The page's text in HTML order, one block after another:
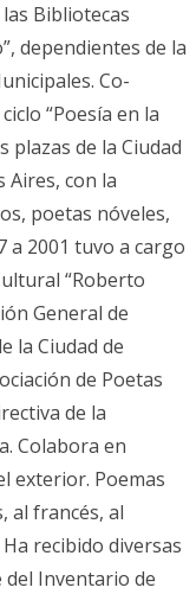
Bibliotecas
dependientes de la
Co-
“Poesía en la
plazas de la Ciudad
Aires, con la
poetas nóveles,
a 2001 tuvo a cargo
“Roberto
General de
la Ciudad de
de Poetas
de la
Colabora en
exterior. Poemas
al francés, al
recibido diversas
Inventario de